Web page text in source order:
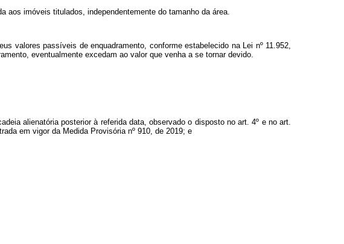
aos imóveis titulados, independentemente do tamanho da área.
valores passíveis de enquadramento, conforme estabelecido na Lei nº 11.952,
eventualmente excedam ao valor que venha a se tornar devido.
alienatória posterior à referida data, observado o disposto no art. 4º e no art.
em vigor da Medida Provisória nº 910, de 2019; e